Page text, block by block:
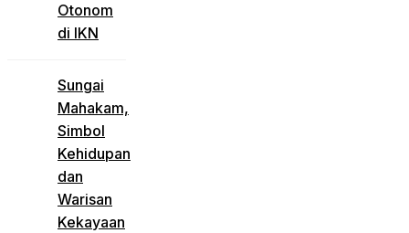
Otonom
di IKN
Sungai
Mahakam,
Simbol
Kehidupan
dan
Warisan
Kekayaan